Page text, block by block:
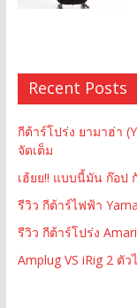
Recent Posts
กีต้าร์โปร่ง ยามาฮ่า
จัดเต็ม
เฮ้ยย!! แบบนี้มัน ก๊อป
รีวิว กีต้าร์ไฟฟ้า
รีวิว กีต้าร์โปร่ง
Amplug VS iRig 2 ตั